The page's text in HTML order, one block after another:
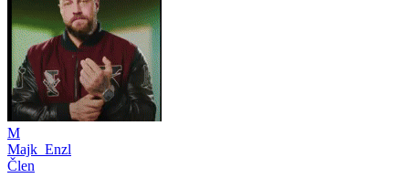
M
Majk_Enzl
Člen